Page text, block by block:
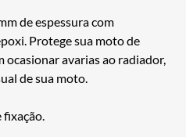
de espessura com
Protege sua moto de
ocasionar avarias ao radiador,
de sua moto.